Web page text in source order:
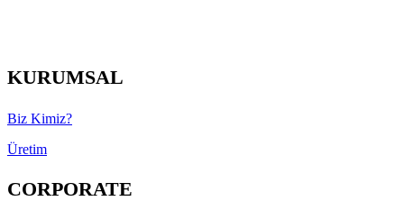
KURUMSAL
Biz Kimiz?
Üretim
CORPORATE